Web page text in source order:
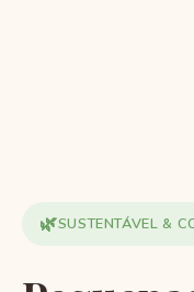
🌿SUSTENTÁVEL &